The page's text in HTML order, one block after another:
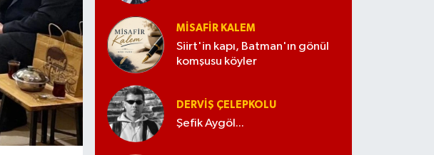
MISAFIR KALEM
Siirt'in kapı, Batman'ın gönül
komşusu köyler
DERVIŞ ÇELEPKOLU
Şefik Aygöl...